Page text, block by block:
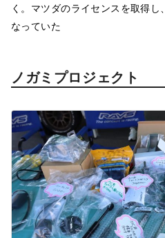
く。マツダのライセンスを取得
なっていた
ノガミプロジェクト